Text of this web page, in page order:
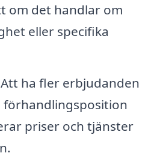
om det handlar om
eller specifika
Att ha fler erbjudanden
priser och tjänster